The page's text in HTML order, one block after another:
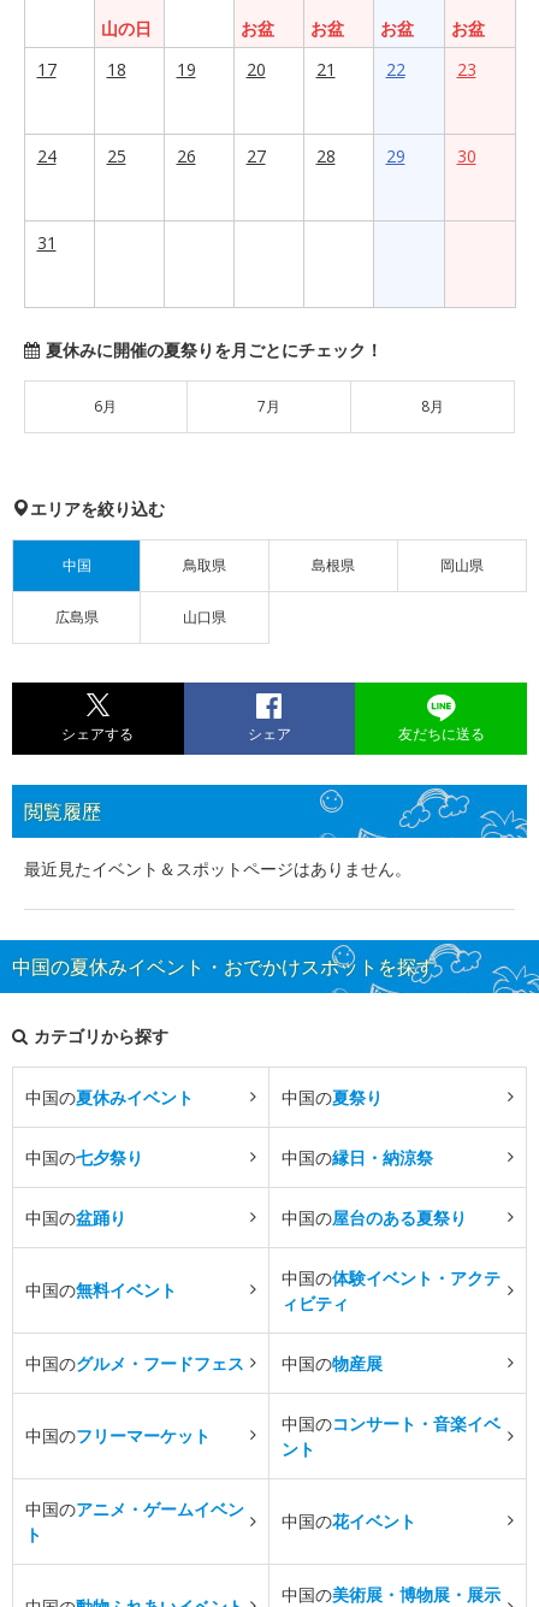
山の日
お盆
お盆
お盆
お盆
17
18 19 20 21 22 23
24 25 26 27 28 29 30
31
夏休みに開催の夏祭りを月ごとにチェック！
6月 7月 8月
エリアを絞り込む
中国 鳥取県 島根県 岡山県
広島県 山口県
シェアする シェア 友だちに送る
閲覧履歴
最近見たイベント＆スポットページはありません。
中国の夏休みイベント・おでかけスポットを探す
カテゴリから探す
中国の夏休みイベント 中国の夏祭り
中国の七夕祭り 中国の縁日・納涼祭
中国の盆踊り 中国の屋台のある夏祭り
中国の無料イベント
中国の体験イベント・アクテ
ィビティ
中国のグルメ・フードフェス 中国の物産展
中国のフリーマーケット
中国のコンサート・音楽イベ
ント
中国のアニメ・ゲームイベン
ト
中国の花イベント
中国の美術展・博物展・展示